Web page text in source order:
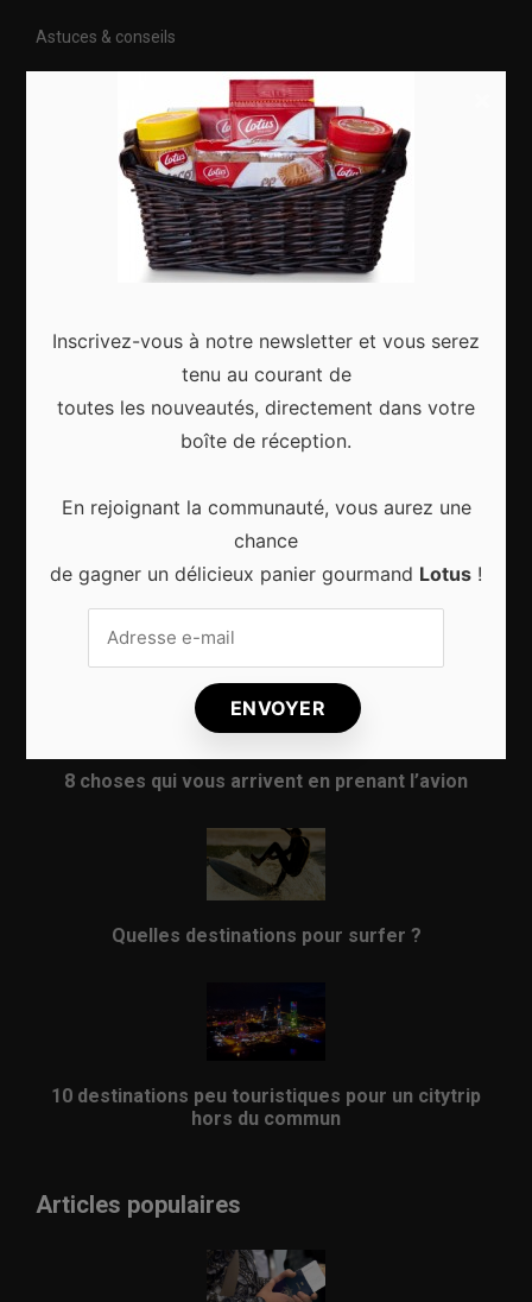
Astuces & conseils
Gagnez le city trip de vos rêves pour Noël 2024
8 choses qui vous arrivent en prenant l’avion
Quelles destinations pour surfer ?
10 destinations peu touristiques pour un citytrip
hors du commun
Articles populaires
Inscrivez-vous à notre newsletter et vous serez
tenu au courant de
toutes les nouveautés, directement dans votre
boîte de réception.
En rejoignant la communauté, vous aurez une
chance
de gagner un délicieux panier gourmand Lotus !